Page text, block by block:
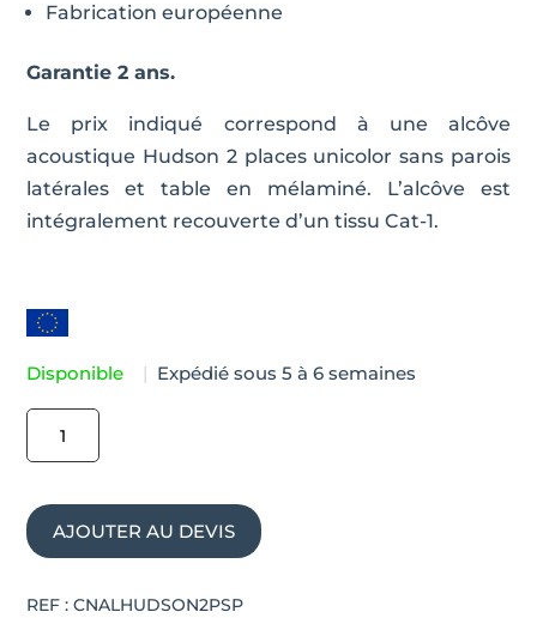
Fabrication européenne
Garantie 2 ans.
Le prix indiqué correspond à une alcôve
acoustique Hudson 2 places unicolor sans parois
latérales et table en mélaminé. L’alcôve est
intégralement recouverte d’un tissu Cat-1.
Disponible | Expédié sous 5 à 6 semaines
quantité
Alcôve
acoustique
design
AJOUTER AU DEVIS
REF :CNALHUDSON2PSP